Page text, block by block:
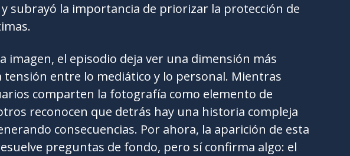
subrayó la importancia de priorizar la protección de
imagen, el episodio deja ver una dimensión más
tensión entre lo mediático y lo personal. Mientras
comparten la fotografía como elemento de
reconocen que detrás hay una historia compleja
consecuencias. Por ahora, la aparición de esta
preguntas de fondo, pero sí confirma algo: el